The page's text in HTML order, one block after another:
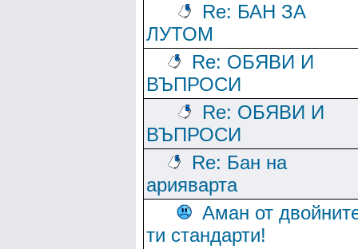
Re: БАН ЗА
ЛУТОМ
Re: ОБЯВИ И
ВЪПРОСИ
Re: ОБЯВИ И
ВЪПРОСИ
Re: Бан на
арияварта
Аман от
ти стандарти!